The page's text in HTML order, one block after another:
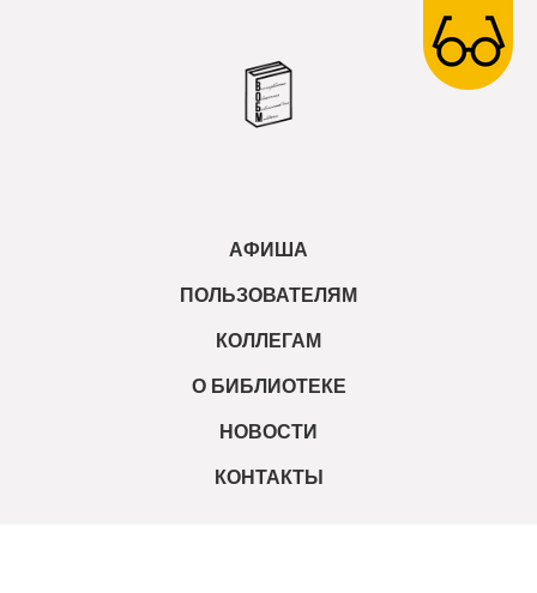
АФИША
ПОЛЬЗОВАТЕЛЯМ
КОЛЛЕГАМ
О БИБЛИОТЕКЕ
НОВОСТИ
КОНТАКТЫ